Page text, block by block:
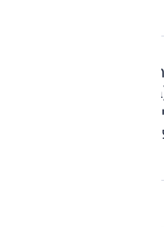
בלימה אוטונומית
ללא תיקון, בגלל
היקפי של שטחים
(למעט ברמת גימור